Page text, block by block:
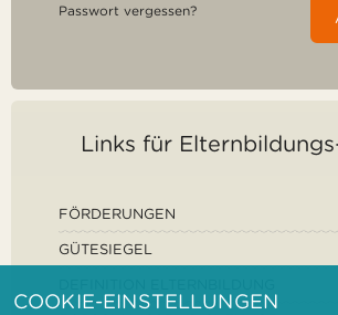
Passwort vergessen?
Links für
FÖRDERUNGEN
GÜTESIEGEL
COOKIE-EINSTELLUNGEN